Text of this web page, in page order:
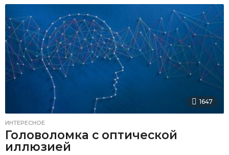
1647
ИНТЕРЕСНОЕ
Головоломка с оптической
иллюзией